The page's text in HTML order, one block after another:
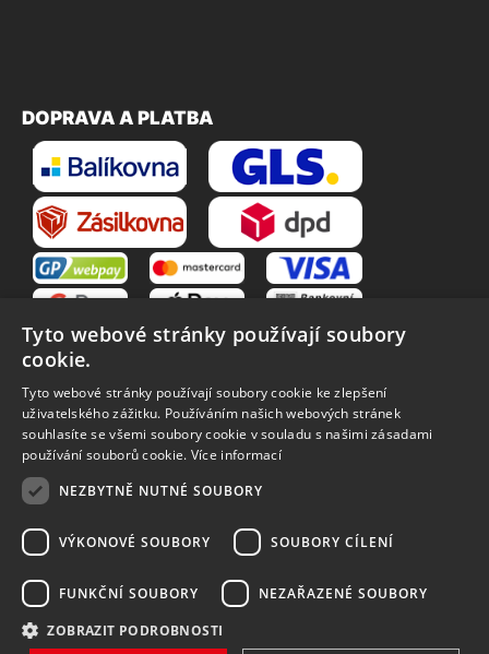
DOPRAVA A PLATBA
VŠE O NÁKUPU
O nás
Obchodní podmínky
Reklamační řád
Vrácení zboží
Zpracování osobních údajů
Způsoby dopravy
Tyto webové stránky používají soubory
cookie.
Tyto webové stránky používají soubory cookie ke zlepšení
uživatelského zážitku. Používáním našich webových stránek
souhlasíte se všemi soubory cookie v souladu s našimi zásadami
používání souborů cookie. Více informací
NEZBYTNĚ NUTNÉ SOUBORY
VÝKONOVÉ SOUBORY SOUBORY CÍLENÍ
FUNKČNÍ SOUBORY NEZAŘAZENÉ SOUBORY
ZOBRAZIT PODROBNOSTI